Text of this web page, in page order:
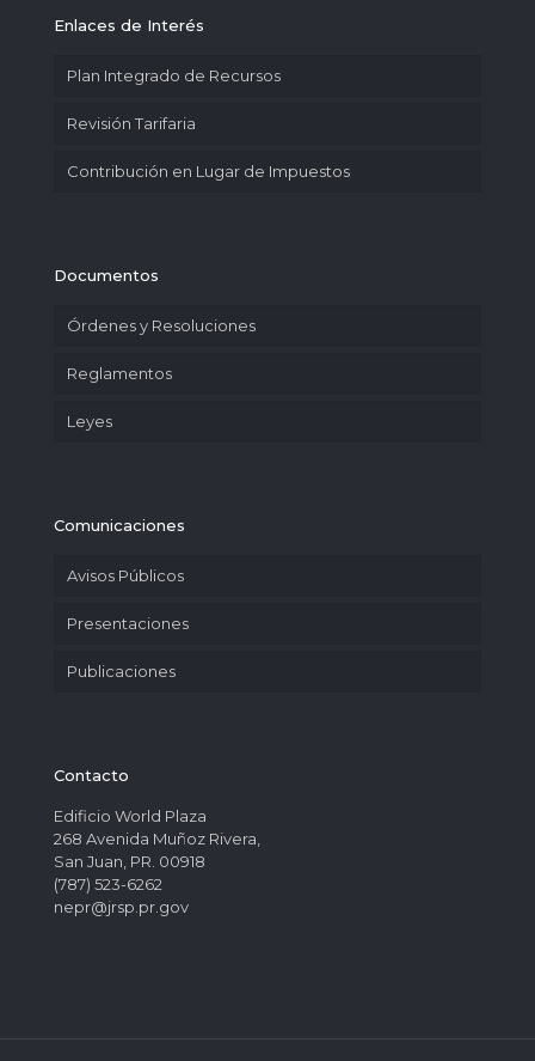
Enlaces de Interés
Plan Integrado de Recursos
Revisión Tarifaria
Contribución en Lugar de Impuestos
Documentos
Órdenes y Resoluciones
Reglamentos
Leyes
Comunicaciones
Avisos Públicos
Presentaciones
Publicaciones
Contacto
Edificio World Plaza
268 Avenida Muñoz Rivera,
San Juan, PR. 00918
(787) 523-6262
nepr@jrsp.pr.gov